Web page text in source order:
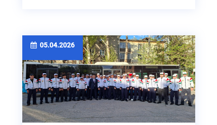
05.04.2026